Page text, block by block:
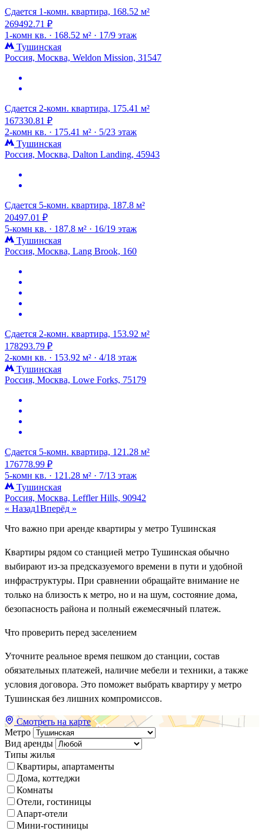
Сдается 1-комн. квартира, 168.52 м²
269492.71 ₽
1-комн кв. · 168.52 м² · 17/9 этаж
Тушинская
Россия, Москва, Weldon Mission, 31547
Сдается 2-комн. квартира, 175.41 м²
167330.81 ₽
2-комн кв. · 175.41 м² · 5/23 этаж
Тушинская
Россия, Москва, Dalton Landing, 45943
Сдается 5-комн. квартира, 187.8 м²
20497.01 ₽
5-комн кв. · 187.8 м² · 16/19 этаж
Тушинская
Россия, Москва, Lang Brook, 160
Сдается 2-комн. квартира, 153.92 м²
178293.79 ₽
2-комн кв. · 153.92 м² · 4/18 этаж
Тушинская
Россия, Москва, Lowe Forks, 75179
Сдается 5-комн. квартира, 121.28 м²
176778.99 ₽
5-комн кв. · 121.28 м² · 7/13 этаж
Тушинская
Россия, Москва, Leffler Hills, 90942
« Назад1Вперёд »
Что важно при аренде квартиры у метро Тушинская
Квартиры рядом со станцией метро Тушинская обычно
выбирают из-за предсказуемого времени в пути и удобной
инфраструктуры. При сравнении обращайте внимание не
только на близость к метро, но и на шум, состояние дома,
безопасность района и полный ежемесячный платеж.
Что проверить перед заселением
Уточните реальное время пешком до станции, состав
обязательных платежей, наличие мебели и техники, а также
условия договора. Это поможет выбрать квартиру у метро
Тушинская без лишних компромиссов.
Смотреть на карте
Метро
Вид аренды
Типы жилья
Квартиры, апартаменты
Дома, коттеджи
Комнаты
Отели, гостиницы
Апарт-отели
Мини-гостиницы